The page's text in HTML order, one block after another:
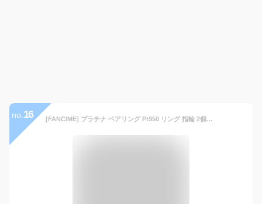
no. 16 [FANCIME] プラチナ ペアリング Pt950 リング 指輪 2個セット 調節可能 婚約指輪 結婚指輪 2本ペア 輝き ギフトボックス付 ギフトラッピング済 記念日 母の日 クリスマス レディース (8号～14号) ＆メンズ (18号～24号)